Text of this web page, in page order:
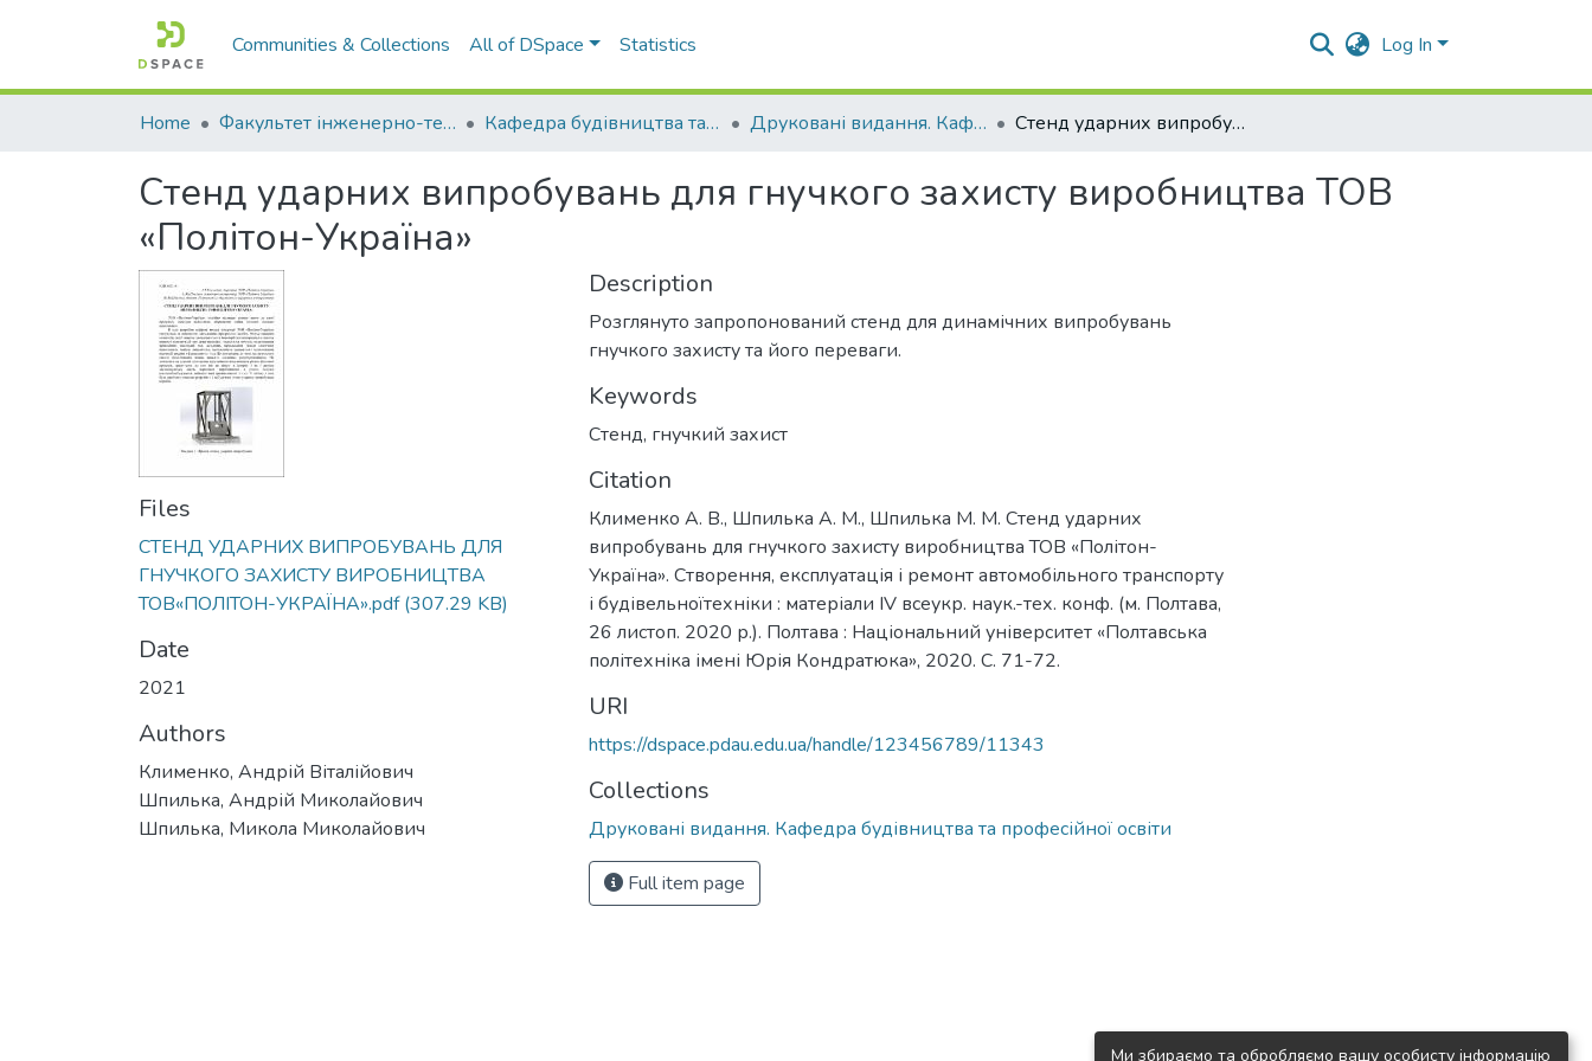
Communities & Collections All of DSpace Statistics Log In
Home Факультет інженерно-технологічний Кафедра будівництва та професійної освіти Друковані видання. Кафедра будівництва та професійної освіти Стенд ударних випробувань для гнучкого захисту виробництва ТОВ «Політон-Україна»
Стенд ударних випробувань для гнучкого захисту виробництва ТОВ
«Політон-Україна»
Files
СТЕНД УДАРНИХ ВИПРОБУВАНЬ ДЛЯ
ГНУЧКОГО ЗАХИСТУ ВИРОБНИЦТВА
ТОВ«ПОЛІТОН-УКРАЇНА».pdf(307.29 KB)
Date
2021
Authors
Клименко, Андрій Віталійович
Шпилька, Андрій Миколайович
Шпилька, Микола Миколайович
Description
Розглянуто запропонований стенд для динамічних випробувань
гнучкого захисту та його переваги.
Keywords
Стенд, гнучкий захист
Citation
Клименко А. В., Шпилька А. М., Шпилька М. М. Стенд ударних
випробувань для гнучкого захисту виробництва ТОВ «Політон-
Україна». Створення, експлуатація і ремонт автомобільного транспорту
і будівельноїтехніки : матеріали IV всеукр. наук.-тех. конф. (м. Полтава,
26 листоп. 2020 р.). Полтава : Національний університет «Полтавська
політехніка імені Юрія Кондратюка», 2020. С. 71-72.
URI
https://dspace.pdau.edu.ua/handle/123456789/11343
Collections
Друковані видання. Кафедра будівництва та професійної освіти
Full item page
Ми збираємо та обробляємо вашу особисту інформацію